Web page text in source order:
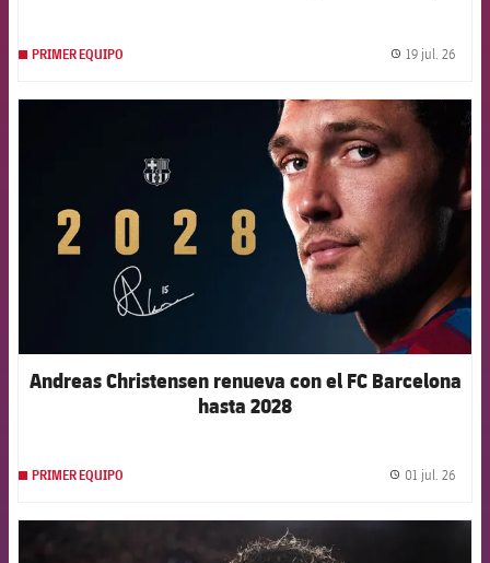
PRIMER EQUIPO 19 jul. 26
FCB Barcelona badge
Andreas Christensen renueva con el FC Barcelona
hasta 2028
PRIMER EQUIPO 01 jul. 26
FCB Barcelona badge